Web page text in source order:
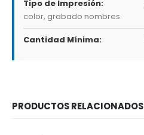
Tipo de Impresión:
color, grabado nombres.
Cantidad Mínima:
PRODUCTOS RELACIONADOS